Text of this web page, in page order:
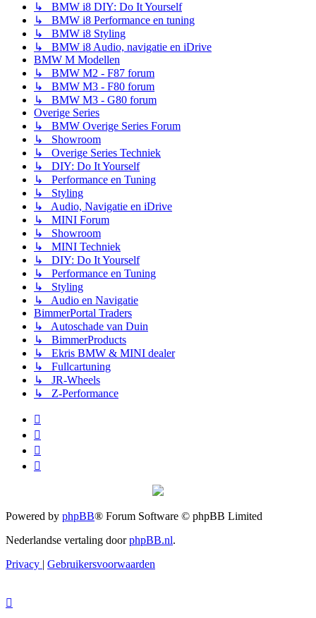
↳ BMW i8 DIY: Do It Yourself
↳ BMW i8 Performance en tuning
↳ BMW i8 Styling
↳ BMW i8 Audio, navigatie en iDrive
BMW M Modellen
↳ BMW M2 - F87 forum
↳ BMW M3 - F80 forum
↳ BMW M3 - G80 forum
Overige Series
↳ BMW Overige Series Forum
↳ Showroom
↳ Overige Series Techniek
↳ DIY: Do It Yourself
↳ Performance en Tuning
↳ Styling
↳ Audio, Navigatie en iDrive
↳ MINI Forum
↳ Showroom
↳ MINI Techniek
↳ DIY: Do It Yourself
↳ Performance en Tuning
↳ Styling
↳ Audio en Navigatie
BimmerPortal Traders
↳ Autoschade van Duin
↳ BimmerProducts
↳ Ekris BMW & MINI dealer
↳ Fullcartuning
↳ JR-Wheels
↳ Z-Performance
Powered by phpBB® Forum Software © phpBB Limited
Nederlandse vertaling doorphpBB.nl.
Privacy | Gebruikersvoorwaarden